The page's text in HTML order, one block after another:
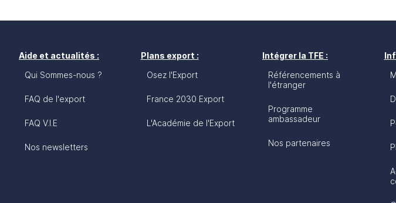
Aide et actualités :
Qui Sommes-nous ?
FAQ de l'export
FAQ V.I.E
Nos newsletters
Plans export :
Osez l'Export
France 2030 Export
L'Académie de l'Export
Intégrer la TFE :
Référencements à
l'étranger
Programme
ambassadeur
Nos partenaires